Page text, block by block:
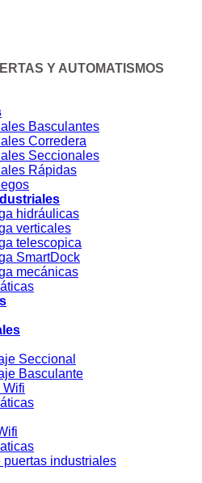
Y AUTOMATISMOS
Basculantes
Corredera
Seccionales
Rápidas
hidráulicas
verticales
telescopica
SmartDock
mecánicas
Seccional
Basculante
Wifi
puertas industriales